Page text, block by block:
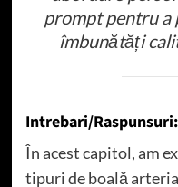
prompt pentru a
îmbunătăți
Intrebari/
În acest capitol, am
tipuri de boală